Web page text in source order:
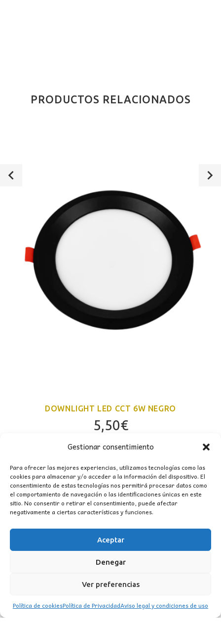
Gestionar consentimiento
Para ofrecer las mejores experiencias, utilizamos tecnologías como las
cookies para almacenar y/o acceder a la información del dispositivo. El
consentimiento de estas tecnologías nos permitirá procesar datos como
el comportamiento de navegación o las identificaciones únicas en este
sitio. No consentir o retirar el consentimiento, puede afectar
negativamente a ciertas características y funciones.
Aceptar
Denegar
Ver preferencias
Política de cookiesPolítica de PrivacidadAviso legal y condiciones de uso
PRODUCTOS RELACIONADOS
DOWNLIGHT LED CCT 6W NEGRO
5,50€
WhatsApp
TikTok
Instagram